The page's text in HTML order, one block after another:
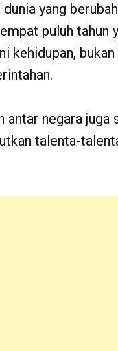
yang
puluh
kehidupan,
antar negara
talenta-